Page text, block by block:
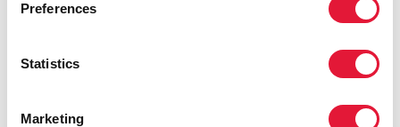
Preferences
Statistics
Marketing
de cómo se puede progresar de forma constante
idónea de programas debidamente financiados y
basados en pruebas que dan prioridad a los derechos
superado el objetivo de tratamiento 90-90-90 (el 90 %